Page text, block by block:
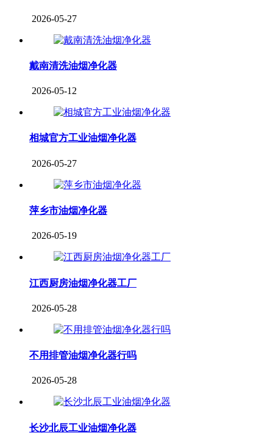
2026-05-27
戴南清洗油烟净化器
2026-05-12
相城官方工业油烟净化器
2026-05-27
萍乡市油烟净化器
2026-05-19
江西厨房油烟净化器工厂
2026-05-28
不用排管油烟净化器行吗
2026-05-28
长沙北辰工业油烟净化器